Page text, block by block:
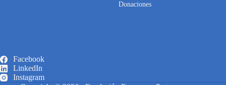
Donaciones
Facebook
LinkedIn
Instagram